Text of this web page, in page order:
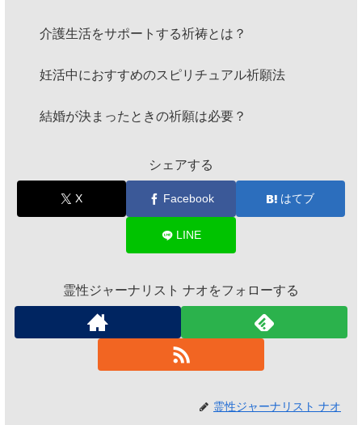
介護生活をサポートする祈祷とは？
妊活中におすすめのスピリチュアル祈願法
結婚が決まったときの祈願は必要？
シェアする
X Facebook はてブ
LINE
霊性ジャーナリスト ナオをフォローする
霊性ジャーナリスト ナオ